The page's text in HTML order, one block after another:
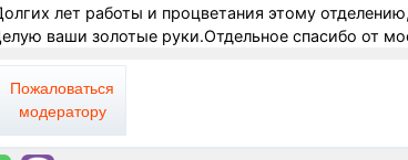
лет работы и процветания этому
ваши золотые руки.Отдельное спасибо от
Пожаловаться
модератору